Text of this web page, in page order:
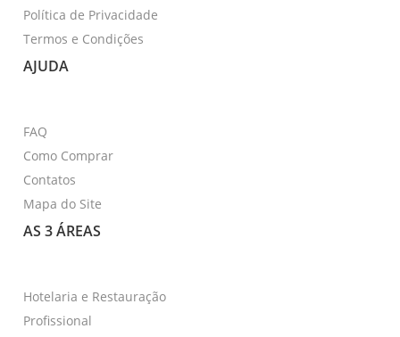
Política de Privacidade
Termos e Condições
AJUDA
FAQ
Como Comprar
Contatos
Mapa do Site
AS 3 ÁREAS
Hotelaria e Restauração
Profissional